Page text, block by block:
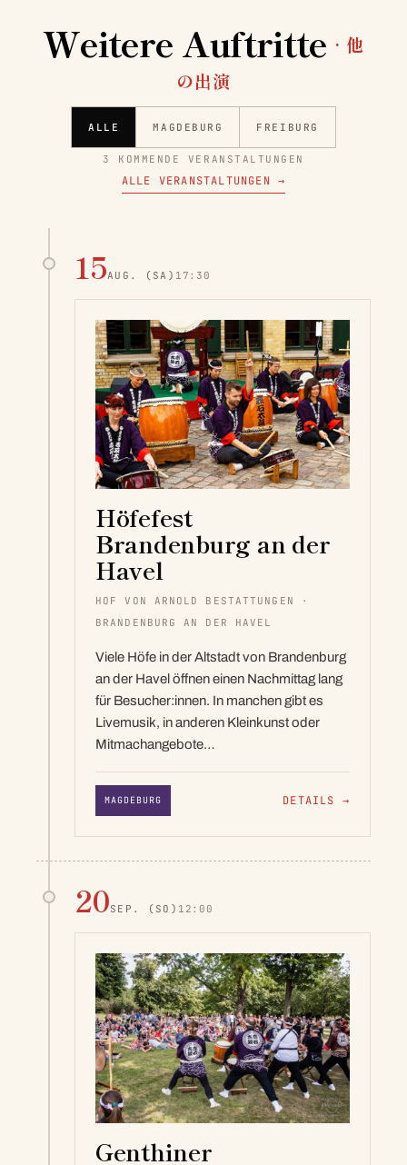
Weitere Auftritte · 他
の出演
ALLE MAGDEBURG FREIBURG
3 KOMMENDE VERANSTALTUNGEN
ALLE VERANSTALTUNGEN →
15AUG. (SA) 17:30
Höfefest
Brandenburg an der
Havel
HOF VON ARNOLD BESTATTUNGEN ·
BRANDENBURG AN DER HAVEL
Viele Höfe in der Altstadt von Brandenburg
an der Havel öffnen einen Nachmittag lang
für Besucher:innen. In manchen gibt es
Livemusik, in anderen Kleinkunst oder
Mitmachangebote…
MAGDEBURG DETAILS →
20SEP. (SO) 12:00
Genthiner